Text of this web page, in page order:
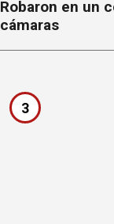
Robaron en un
cámaras
3